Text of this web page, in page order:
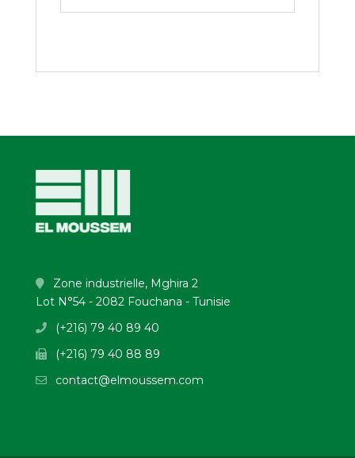
Zone industrielle, Mghira 2
Lot N°54 - 2082 Fouchana - Tunisie
(+216) 79 40 89 40
(+216) 79 40 88 89
contact@elmoussem.com